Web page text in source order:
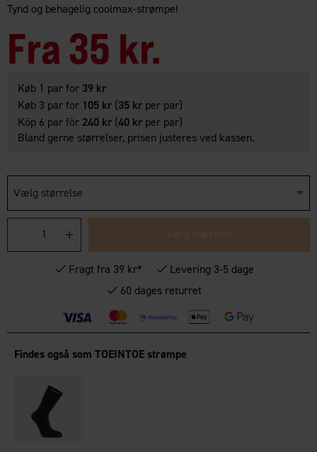
Tynd og behagelig coolmax-strømpe!
Fra 35 kr.
Køb 1 par for 39 kr
Køb 3 par for 105 kr (35 kr per par)
Köp 6 par för 240 kr (40 kr per par)
Bland gerne størrelser, prisen justeres ved kassen.
Vælg størrelse
Vælg størrelse
Fragt fra 39 kr*
Levering 3-5 dage
60 dages returret
Findes også som TOEINTOE strømpe